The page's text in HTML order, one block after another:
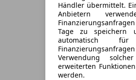
Händler übermittelt.
Anbietern
Tage zu speichern
automatisch
Verwendung
erweiterten
werden.